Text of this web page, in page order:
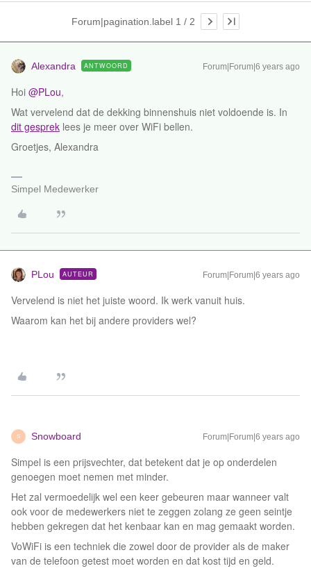
Forum|pagination.label 1 / 2
Alexandra ANTWOORD Forum|Forum|6 years ago
Hoi @PLou,
Wat vervelend dat de dekking binnenshuis niet voldoende is. In
dit gesprek lees je meer over WiFi bellen.
Groetjes, Alexandra
Simpel Medewerker
PLou AUTEUR Forum|Forum|6 years ago
Vervelend is niet het juiste woord. Ik werk vanuit huis.
Waarom kan het bij andere providers wel?
S Snowboard Forum|Forum|6 years ago
Simpel is een prijsvechter, dat betekent dat je op onderdelen
genoegen moet nemen met minder.
Het zal vermoedelijk wel een keer gebeuren maar wanneer valt
ook voor de medewerkers niet te zeggen zolang ze geen seintje
hebben gekregen dat het kenbaar kan en mag gemaakt worden.
VoWiFi is een techniek die zowel door de provider als de maker
van de telefoon getest moet worden en dat kost tijd en geld.